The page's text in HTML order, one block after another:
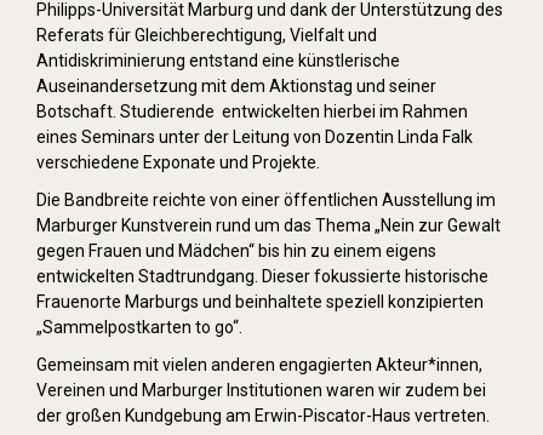
Philipps-Universität Marburg und dank der Unterstützung des
Referats für Gleichberechtigung, Vielfalt und
Antidiskriminierung entstand eine künstlerische
Auseinandersetzung mit dem Aktionstag und seiner
Botschaft. Studierende entwickelten hierbei im Rahmen
eines Seminars unter der Leitung von Dozentin Linda Falk
verschiedene Exponate und Projekte.
Die Bandbreite reichte von einer öffentlichen Ausstellung im
Marburger Kunstverein rund um das Thema „Nein zur Gewalt
gegen Frauen und Mädchen“ bis hin zu einem eigens
entwickelten Stadtrundgang. Dieser fokussierte historische
Frauenorte Marburgs und beinhaltete speziell konzipierten
„Sammelpostkarten to go“.
Gemeinsam mit vielen anderen engagierten Akteur*innen,
Vereinen und Marburger Institutionen waren wir zudem bei
der großen Kundgebung am Erwin-Piscator-Haus vertreten.